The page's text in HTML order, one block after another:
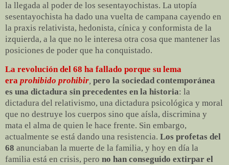
la llegada al poder de los sesentayochistas. La utopía
sesentayochista ha dado una vuelta de campana cayendo en
la praxis relativista, hedonista, cínica y conformista de la
izquierda, a la que no le interesa otra cosa que mantener las
posiciones de poder que ha conquistado.
La revolución del 68 ha fallado porque su lema
era prohibido prohibir, pero la sociedad contemporánea
es una dictadura sin precedentes en la historia: la
dictadura del relativismo, una dictadura psicológica y moral
que no destruye los cuerpos sino que aísla, discrimina y
mata el alma de quien le hace frente. Sin embargo,
actualmente se está dando una resistencia. Los profetas del
68 anunciaban la muerte de la familia, y hoy en día la
familia está en crisis, pero no han conseguido extirpar el